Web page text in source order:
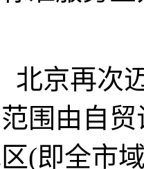
京再次
围由自
(即全市